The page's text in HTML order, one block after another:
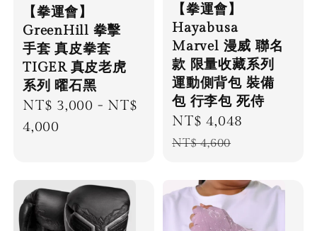
【拳運會】
GreenHill 拳擊
手套 真皮拳套
TIGER 真皮老虎
系列 曜石黑
Regular
price
NT$ 3,000 - NT$
4,000
【拳運會】
Hayabusa
Marvel 漫威 聯名
款 限量收藏系列
運動側背包 裝備
包 行李包 死侍
Sale
price
NT$ 4,048
NT$ 4,600